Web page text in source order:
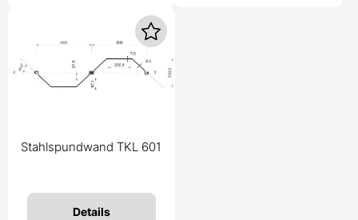
Stahlspundwand TKL 601
Details